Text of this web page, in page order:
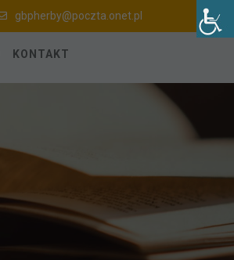
gbpherby@poczta.onet.pl
KONTAKT